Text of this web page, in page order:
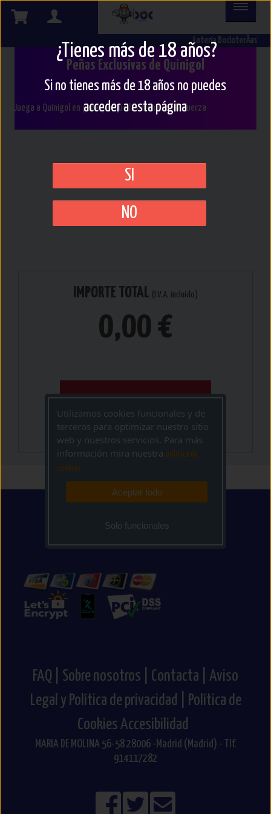
Lotería BocloterÃ­as
Peñas Exclusivas de Quinigol
Juega a Quinigol en peña, porque la unión hace la fuerza
IMPORTE TOTAL (I.V.A. incluido)
0,00 €
FAQ | Sobre nosotros | Contacta |
Aviso
Legal y Política de privacidad |
Política de
CookiesAccesibilidad
MARIA DE MOLINA 56-58 28006 -Madrid (Madrid) - Tlf.
914117282
Utilizamos cookies funcionales y de
terceros para optimizar nuestro sitio
web y nuestros servicios. Para más
información mira nuestra politica de
cookies
Aceptar todo
Solo funcionales
¿Tienes más de 18 años?
Si no tienes más de 18 años no puedes
acceder a esta página
SI
NO